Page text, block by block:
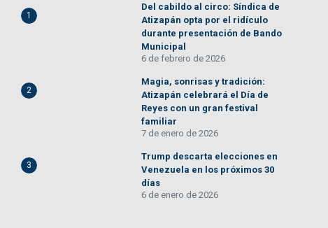
1
Del cabildo al circo: Síndica de
Atizapán opta por el ridículo
durante presentación de Bando
Municipal
6 de febrero de 2026
2
Magia, sonrisas y tradición:
Atizapán celebrará el Día de
Reyes con un gran festival
familiar
7 de enero de 2026
3
Trump descarta elecciones en
Venezuela en los próximos 30
días
6 de enero de 2026